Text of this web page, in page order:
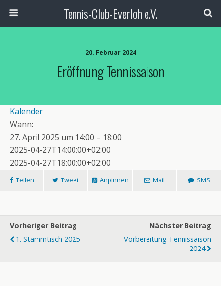
Tennis-Club-Everloh e.V.
20. Februar 2024
Eröffnung Tennissaison
Kalender
Wann:
27. April 2025 um 14:00 – 18:00
2025-04-27T14:00:00+02:00
2025-04-27T18:00:00+02:00
Teilen Tweet Anpinnen Mail SMS
Vorheriger Beitrag
1. Stammtisch 2025
Nächster Beitrag
Vorbereitung Tennissaison
2024